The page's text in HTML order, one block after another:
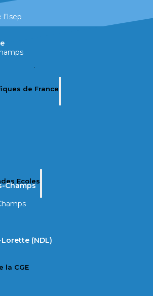
numérique
de France
Ecoles
la CGE
Champs
(NDL)